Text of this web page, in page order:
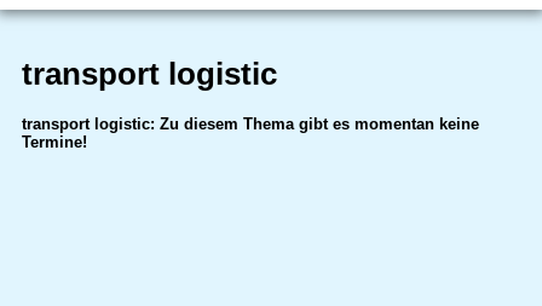
transport logistic
transport logistic: Zu diesem Thema gibt es momentan keine
Termine!